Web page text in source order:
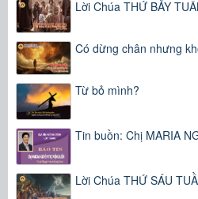
Lời Chúa THỨ BẢY
Có dừng chân nhưng
Từ bỏ mình?
Tin buồn: Chị MARIA
Lời Chúa THỨ SÁU